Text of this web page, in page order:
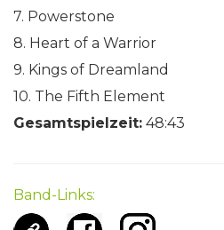
7. Powerstone
8. Heart of a Warrior
9. Kings of Dreamland
10. The Fifth Element
Gesamtspielzeit: 48:43
Band-Links: